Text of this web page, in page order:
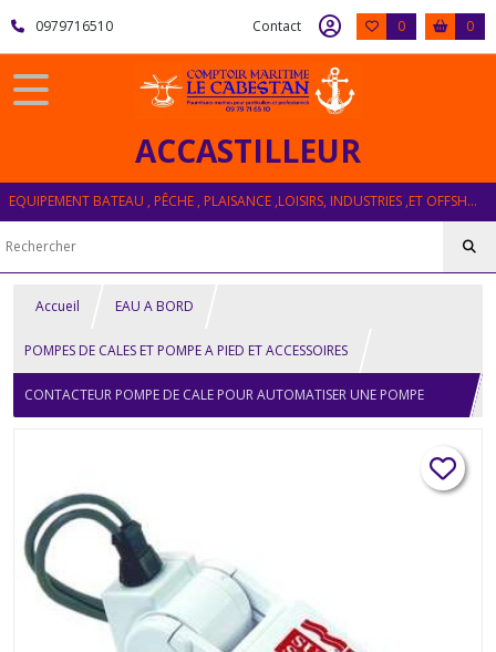
0979716510 Contact 0 0
ACCASTILLEUR
EQUIPEMENT BATEAU , PÊCHE , PLAISANCE ,LOISIRS, INDUSTRIES ,ET OFFSHORE
Accueil EAU A BORD
POMPES DE CALES ET POMPE A PIED ET ACCESSOIRES
CONTACTEUR POMPE DE CALE POUR AUTOMATISER UNE POMPE